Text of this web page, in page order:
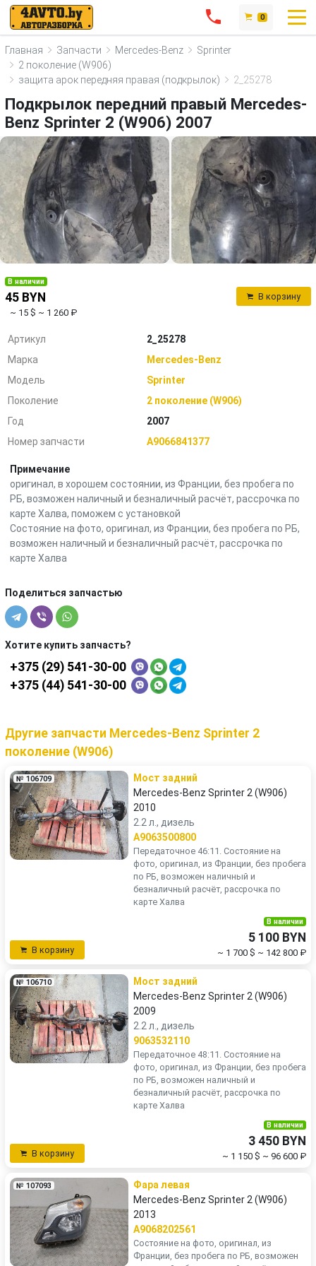
0
Главная Запчасти Mercedes-Benz
Sprinter
2 поколение (W906)
защита арок передняя правая (подкрылок)
2_25278
Подкрылок передний правый Mercedes-
Benz Sprinter 2 (W906) 2007
В наличии
45 BYN
~ 15 $ ~ 1 260 ₽
В корзину
Артикул
2_25278
Марка
Mercedes-Benz
Модель
Sprinter
Поколение
2 поколение (W906)
Год
2007
Номер запчасти
A9066841377
Примечание
оригинал, в хорошем состоянии, из Франции, без пробега по
РБ, возможен наличный и безналичный расчёт, рассрочка по
карте Халва, поможем с установкой
Состояние на фото, оригинал, из Франции, без пробега по РБ,
возможен наличный и безналичный расчёт, рассрочка по
карте Халва
Поделиться запчастью
Хотите купить запчасть?
+375 (29) 541-30-00
+375 (44) 541-30-00
Другие запчасти Mercedes-Benz Sprinter 2
поколение (W906)
№ 106709
Мост задний
Mercedes-Benz Sprinter 2 (W906)
2010
2.2 л., дизель
A9063500800
Передаточное 46:11. Состояние на
фото, оригинал, из Франции, без пробега
по РБ, возможен наличный и
безналичный расчёт, рассрочка по
карте Халва
В корзину
В наличии
5 100 BYN
~ 1 700 $ ~ 142 800 ₽
№ 106710
Мост задний
Mercedes-Benz Sprinter 2 (W906)
2009
2.2 л., дизель
9063532110
Передаточное 48:11. Состояние на
фото, оригинал, из Франции, без пробега
по РБ, возможен наличный и
безналичный расчёт, рассрочка по
карте Халва
В корзину
В наличии
3 450 BYN
~ 1 150 $ ~ 96 600 ₽
№ 107093
Фара левая
Mercedes-Benz Sprinter 2 (W906)
2013
A9068202561
Состояние на фото, оригинал, из
Франции, без пробега по РБ, возможен